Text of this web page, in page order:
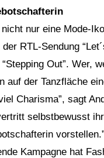
nur eine Mode-
RTL-Sendung
“Stepping Out”. Wer,
auf der Tanzfläche
Charisma”, sagt
selbstbewusst
vorstellen.”
Kampagne hat